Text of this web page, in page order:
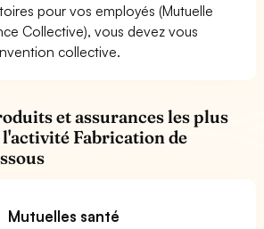
pour vos employés (Mutuelle
Collective), vous devez vous
collective.
et assurances les plus
Fabrication de
Mutuelles santé